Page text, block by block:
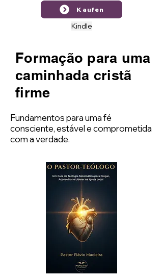
Kaufen
Kindle
Formação para uma
caminhada cristã
firme
Fundamentos para uma fé
consciente, estável e comprometida
com a verdade.